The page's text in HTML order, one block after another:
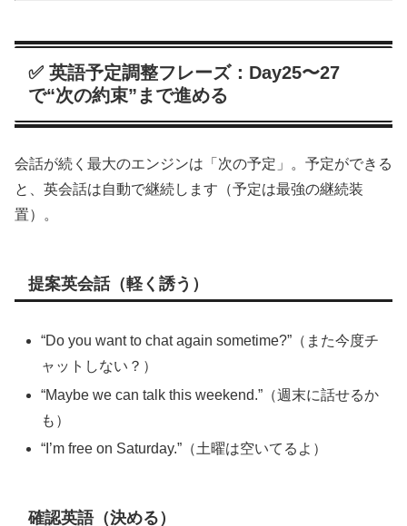
✅ 英語予定調整フレーズ：Day25〜27
で“次の約束”まで進める
会話が続く最大のエンジンは「次の予定」。予定ができる
と、英会話は自動で継続します（予定は最強の継続装
置）。
提案英会話（軽く誘う）
“Do you want to chat again sometime?”（また今度チ
ャットしない？）
“Maybe we can talk this weekend.”（週末に話せるか
も）
“I’m free on Saturday.”（土曜は空いてるよ）
確認英語（決める）